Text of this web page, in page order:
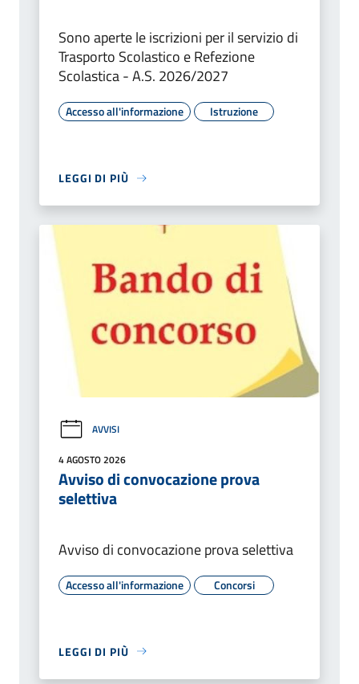
Sono aperte le iscrizioni per il servizio di
Trasporto Scolastico e Refezione
Scolastica - A.S. 2026/2027
Accesso all'informazione Istruzione
LEGGI DI PIÙ
AVVISI
4 AGOSTO 2026
Avviso di convocazione prova
selettiva
Avviso di convocazione prova selettiva
Accesso all'informazione Concorsi
LEGGI DI PIÙ